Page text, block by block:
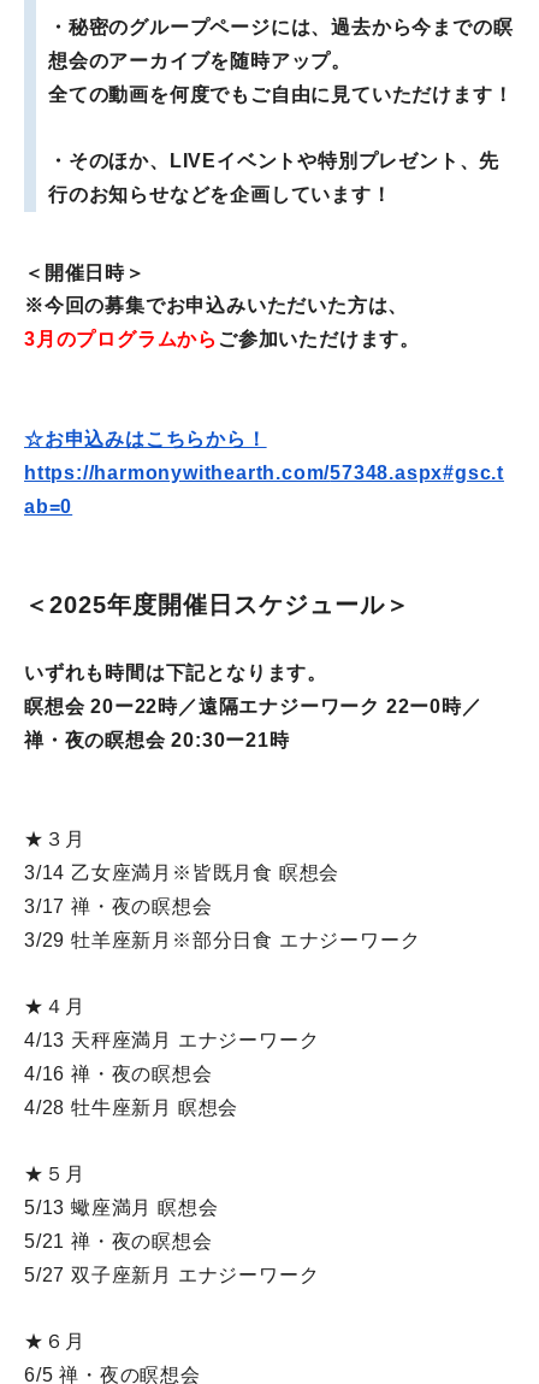
・秘密のグループページには、過去から今までの瞑
想会のアーカイブを随時アップ。
全ての動画を何度でもご自由に見ていただけます！
・そのほか、LIVEイベントや特別プレゼント、 先
行のお知らせなどを企画しています！
＜開催日時＞
※今回の募集でお申込みいただいた方は、
3月のプログラムから ご参加いただけます。
☆お申込みはこちらから！
https://harmonywithearth.com/57348.aspx#gsc.t
ab=0
＜2025年度開催日スケジュール＞
いずれも時間は下記となります。
瞑想会 20ー22時／遠隔エナジーワーク 22ー0時／
禅・夜の瞑想会 20:30ー21時
★３月
3/14 乙女座満月※皆既月食 瞑想会
3/17 禅・夜の瞑想会
3/29 牡羊座新月※部分日食 エナジーワーク
★４月
4/13 天秤座満月 エナジーワーク
4/16 禅・夜の瞑想会
4/28 牡牛座新月 瞑想会
★５月
5/13 蠍座満月 瞑想会
5/21 禅・夜の瞑想会
5/27 双子座新月 エナジーワーク
★６月
6/5 禅・夜の瞑想会